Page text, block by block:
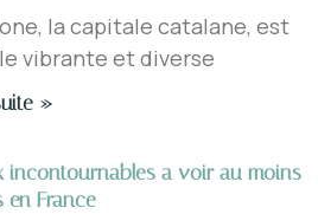
la capitale catalane, est
vibrante et diverse
»
incontournables a voir au moins
en France